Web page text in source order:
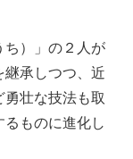
ち）」の２人が
継承しつつ、近
壮な技法も取
るものに進化し